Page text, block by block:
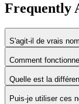
Frequently
S'agit-il de vrais
Comment
Quelle est la
Puis-je utiliser ces